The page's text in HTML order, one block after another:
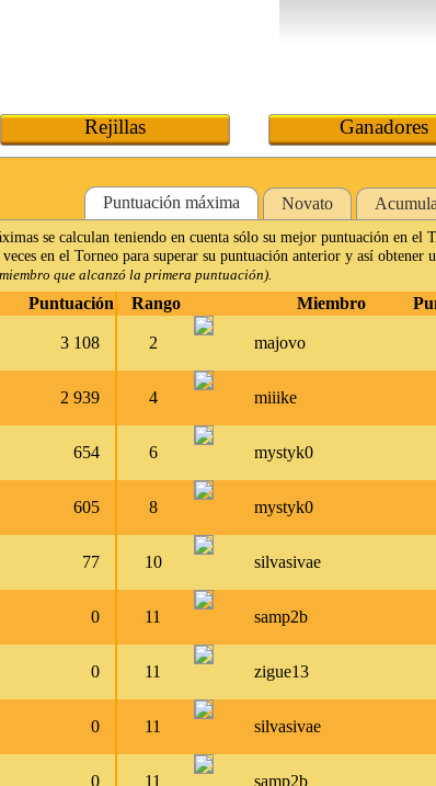
Rejillas Ganadores
Puntuación máxima Novato
se calculan teniendo en cuenta sólo su mejor puntuación en el
en el Torneo para superar su puntuación anterior y así obtener
que alcanzó la primera puntuación).
Puntuación Rango Miembro
3 108 2 majovo
2 939 4 miiike
654 6 mystyk0
605 8 mystyk0
77 10 silvasivae
0 11 samp2b
0 11 zigue13
0 11 silvasivae
0 11 samp2b